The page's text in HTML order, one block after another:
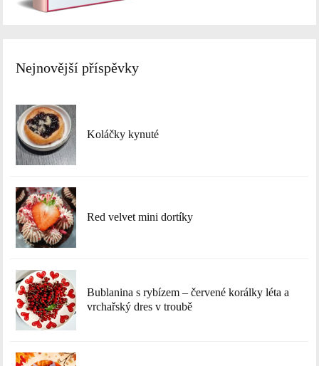
Nejnovější příspěvky
Koláčky kynuté
Red velvet mini dortíky
Bublanina s rybízem – červené korálky léta a
vrchařský dres v troubě